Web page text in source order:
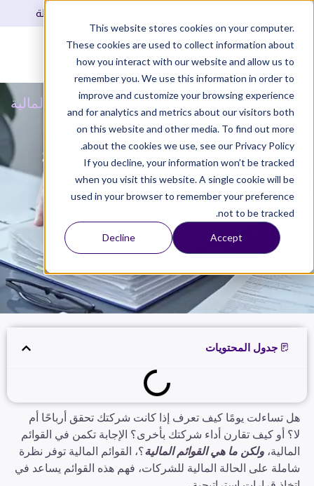
This website stores cookies on your computer.
These cookies are used to collect information about
how you interact with our website and allow us to
remember you. We use this information in order to
improve and customize your browsing experience
and for analytics and metrics about our visitors both
on this website and other media. To find out more
about the cookies we use, see our Privacy Policy.
If you decline, your information won’t be tracked
when you visit this website. A single cookie will be
used in your browser to remember your preference
not to be tracked.
Accept
Decline
حدد موعد للمقابلة
ما هي القوائم المالية وكيفية إعدادها
وأنواعها بالتفصيل؟
مزيد»مدونة مزيد »محاسبة»ما هي القوائم المالية
وكيفية إعدادها وأنواعها بالتفصيل؟
تم التحديث 6 نوفمبر , 2024 فريق مزيد المحاسبي
هل تساءلت يومًا كيف تعرف إذا كانت شركتك تحقق أرباحًا أم
لا؟ أو كيف تقارن أداء شركتك بأخرى؟ الإجابة تكمن في القوائم
المالية، ولكن ما هي القوائم المالية؟، القوائم المالية توفر نظرة
شاملة على الحالة المالية للشركات، فهم هذه القوائم يساعد في
جدول المحتويات